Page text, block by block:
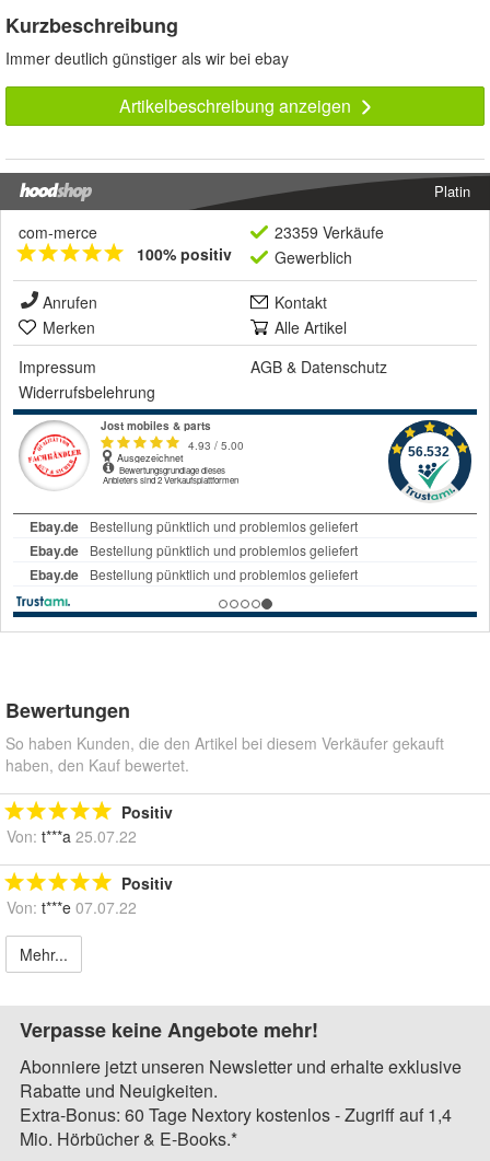
Kurzbeschreibung
Immer deutlich günstiger als wir bei ebay
Artikelbeschreibung anzeigen
Platin
com-merce
100% positiv
23359 Verkäufe
Gewerblich
Anrufen
Kontakt
Merken
Alle Artikel
Impressum
AGB & Datenschutz
Widerrufsbelehrung
Bewertungen
So haben Kunden, die den Artikel bei diesem Verkäufer gekauft
haben, den Kauf bewertet.
Positiv
Von: t***a 25.07.22
Positiv
Von: t***e 07.07.22
Mehr...
Verpasse keine Angebote mehr!
Abonniere jetzt unseren Newsletter und erhalte exklusive
Rabatte und Neuigkeiten.
Extra-Bonus: 60 Tage Nextory kostenlos - Zugriff auf 1,4
Mio. Hörbücher & E-Books.*